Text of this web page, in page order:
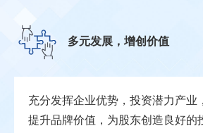
多元发展，增创价值
充分发挥企业优势，投资潜力产业
提升品牌价值，为股东创造良好的